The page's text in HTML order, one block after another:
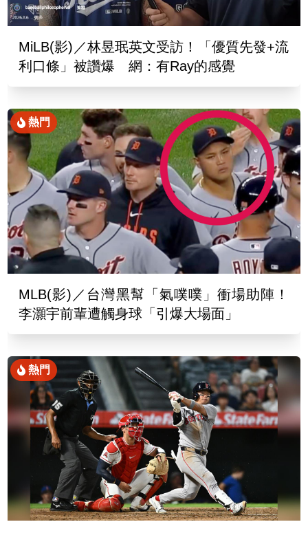
MiLB(影)／林昱珉英文受訪！「優質先發+流
利口條」被讚爆 網：有Ray的感覺
熱門
MLB(影)／台灣黑幫「氣噗噗」衝場助陣！
李灝宇前輩遭觸身球「引爆大場面」
熱門